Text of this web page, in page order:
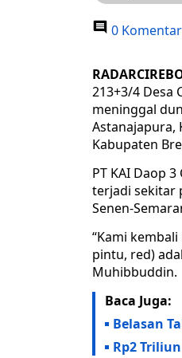
0 Komentar
213+3/4 Desa
meninggal
Astanajapura,
Kabupaten
PT KAI Daop
terjadi sekitar
Senen-
“Kami
pintu, red)
Muhibbuddin.
Baca Juga:
Belasan
Rp2